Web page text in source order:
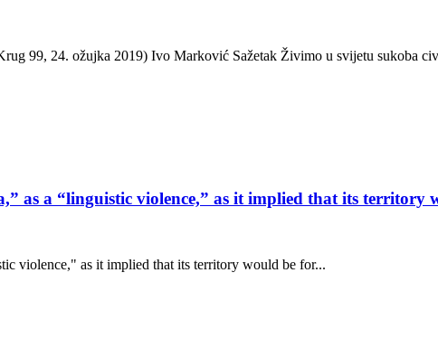
99, 24. ožujka 2019) Ivo Marković Sažetak Živimo u svijetu sukoba
as a “linguistic violence,” as it implied that its territory
violence," as it implied that its territory would be for...